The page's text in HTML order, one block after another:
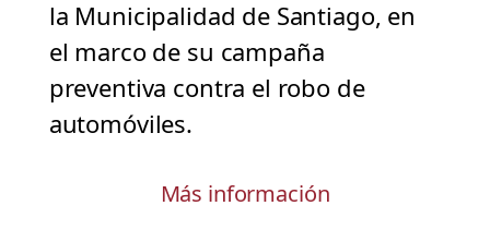
la Municipalidad de Santiago, en
el marco de su campaña
preventiva contra el robo de
automóviles.
Más información